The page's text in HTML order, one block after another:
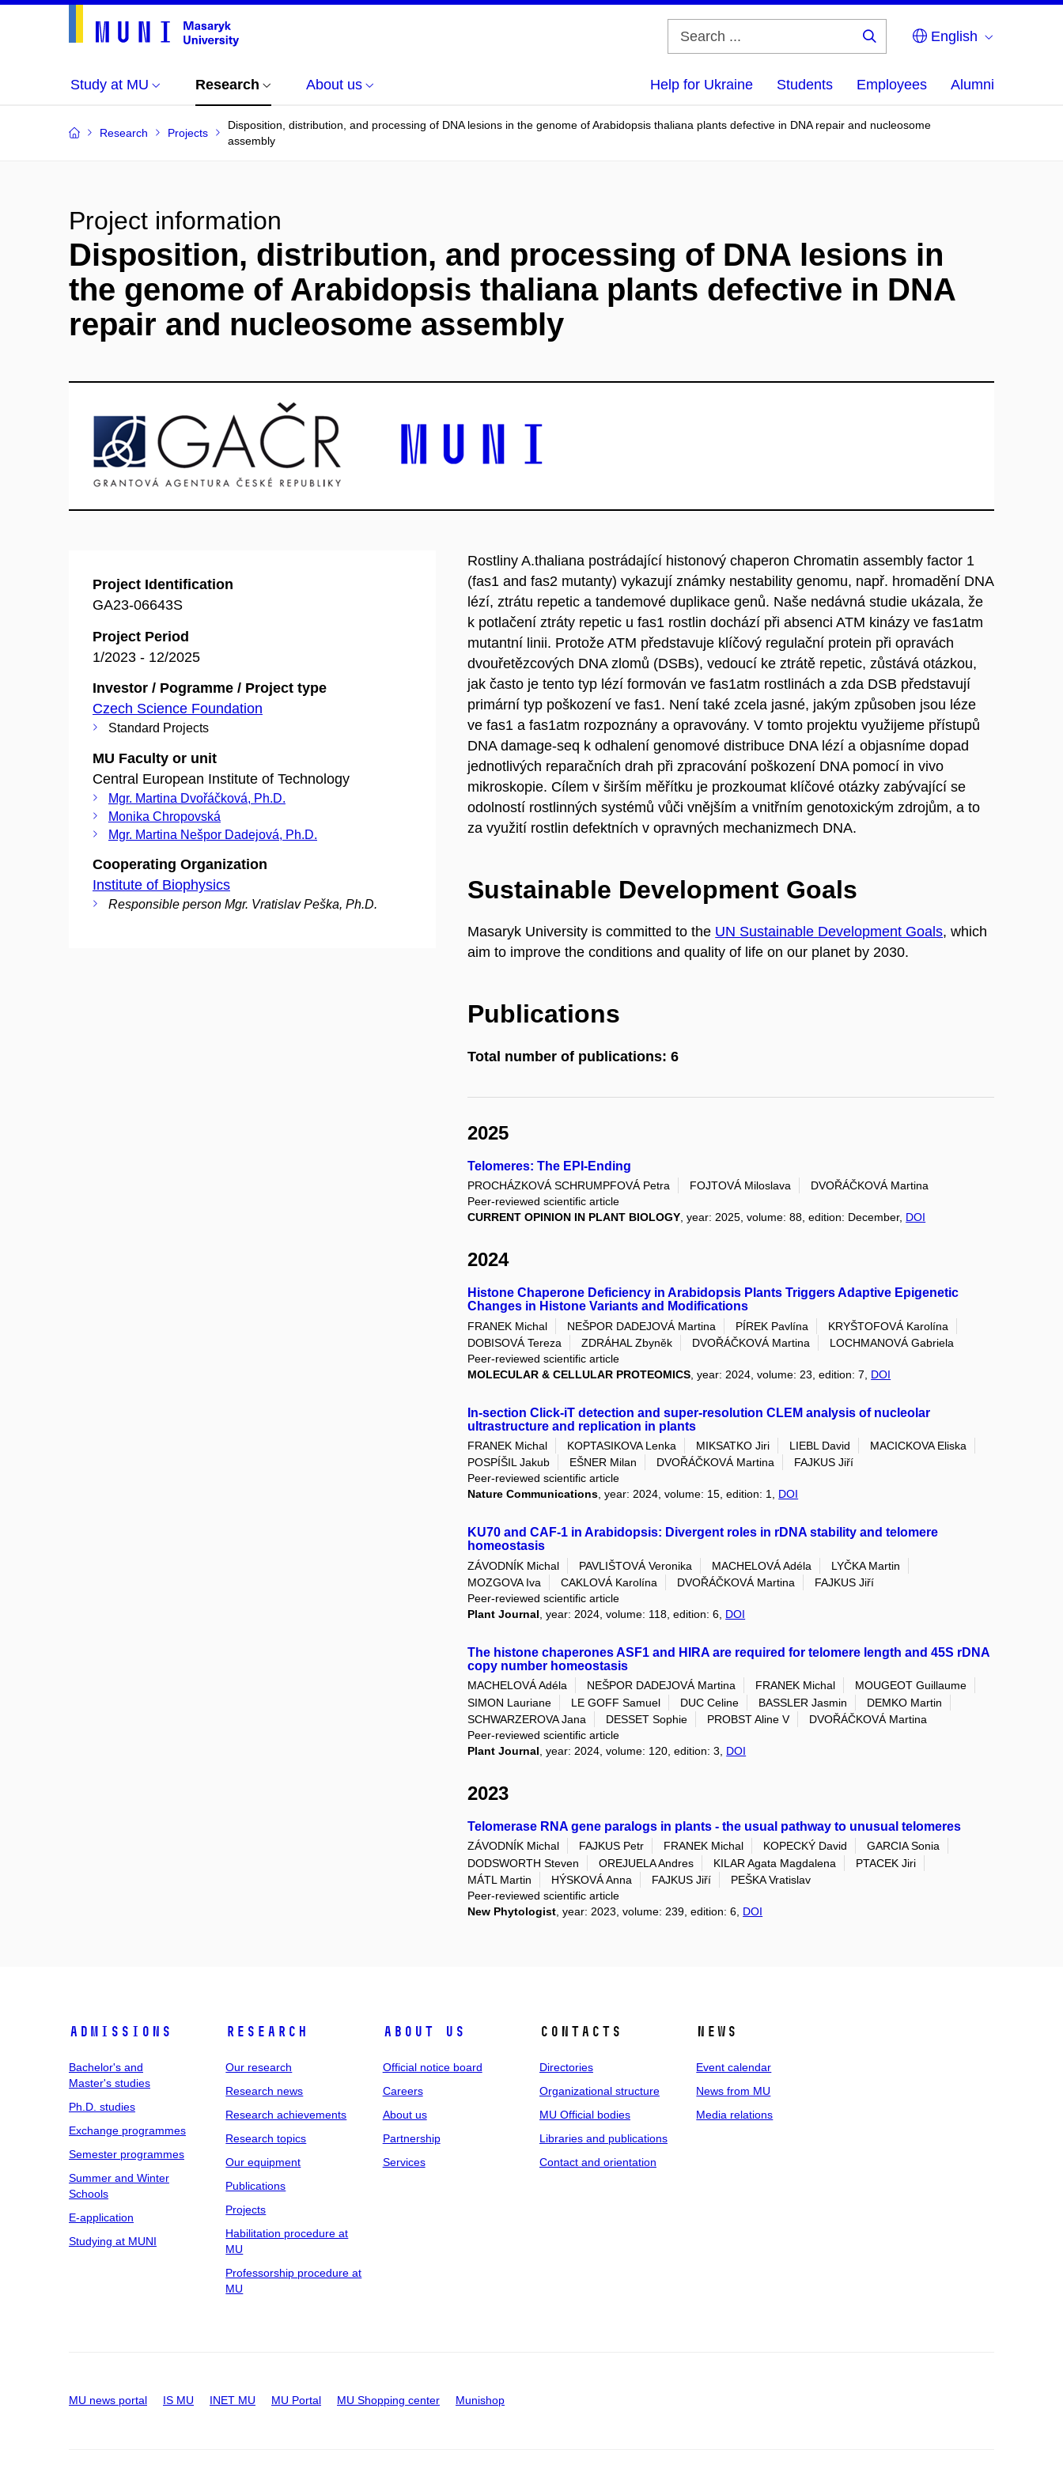
English
Study at MU Research About us Help for Ukraine Students Employees Alumni
Research Projects
Disposition, distribution, and processing of DNA lesions in the genome of Arabidopsis thaliana plants defective in DNA repair and nucleosome
assembly
Project information
Disposition, distribution, and processing of DNA lesions in
the genome of Arabidopsis thaliana plants defective in DNA
repair and nucleosome assembly
Project Identification
GA23-06643S
Project Period
1/2023 - 12/2025
Investor / Pogramme / Project type
Czech Science Foundation
Standard Projects
MU Faculty or unit
Central European Institute of Technology
Mgr. Martina Dvořáčková, Ph.D.
Monika Chropovská
Mgr. Martina Nešpor Dadejová, Ph.D.
Cooperating Organization
Institute of Biophysics
Responsible person Mgr. Vratislav Peška, Ph.D.
Rostliny A.thaliana postrádající histonový chaperon Chromatin assembly factor 1
(fas1 and fas2 mutanty) vykazují známky nestability genomu, např. hromadění DNA
lézí, ztrátu repetic a tandemové duplikace genů. Naše nedávná studie ukázala, že
k potlačení ztráty repetic u fas1 rostlin dochází při absenci ATM kinázy ve fas1atm
mutantní linii. Protože ATM představuje klíčový regulační protein při opravách
dvouřetězcových DNA zlomů (DSBs), vedoucí ke ztrátě repetic, zůstává otázkou,
jak často je tento typ lézí formován ve fas1atm rostlinách a zda DSB představují
primární typ poškození ve fas1. Není také zcela jasné, jakým způsoben jsou léze
ve fas1 a fas1atm rozpoznány a opravovány. V tomto projektu využijeme přístupů
DNA damage-seq k odhalení genomové distribuce DNA lézí a objasníme dopad
jednotlivých reparačních drah při zpracování poškození DNA pomocí in vivo
mikroskopie. Cílem v širším měřítku je prozkoumat klíčové otázky zabývající se
odolností rostlinných systémů vůči vnějším a vnitřním genotoxickým zdrojům, a to
za využití rostlin defektních v opravných mechanizmech DNA.
Sustainable Development Goals
Masaryk University is committed to the UN Sustainable Development Goals, which
aim to improve the conditions and quality of life on our planet by 2030.
Publications
Total number of publications: 6
2025
Telomeres: The EPI-Ending
PROCHÁZKOVÁ SCHRUMPFOVÁ Petra FOJTOVÁ Miloslava
DVOŘÁČKOVÁ Martina
Peer-reviewed scientific article
CURRENT OPINION IN PLANT BIOLOGY , year: 2025, volume: 88, edition: December, DOI
2024
Histone Chaperone Deficiency in Arabidopsis Plants Triggers Adaptive Epigenetic
Changes in Histone Variants and Modifications
FRANEK Michal NEŠPOR DADEJOVÁ Martina PÍREK Pavlína
KRYŠTOFOVÁ Karolína
DOBISOVÁ Tereza
ZDRÁHAL Zbyněk DVOŘÁČKOVÁ Martina
LOCHMANOVÁ Gabriela
Peer-reviewed scientific article
MOLECULAR & CELLULAR PROTEOMICS , year: 2024, volume: 23, edition: 7, DOI
In-section Click-iT detection and super-resolution CLEM analysis of nucleolar
ultrastructure and replication in plants
FRANEK Michal KOPTASIKOVA Lenka MIKSATKO Jiri LIEBL David
MACICKOVA Eliska
POSPÍŠIL Jakub
EŠNER Milan DVOŘÁČKOVÁ Martina
FAJKUS Jiří
Peer-reviewed scientific article
Nature Communications, year: 2024, volume: 15, edition: 1, DOI
KU70 and CAF-1 in Arabidopsis: Divergent roles in rDNA stability and telomere
homeostasis
ZÁVODNÍK Michal PAVLIŠTOVÁ Veronika MACHELOVÁ Adéla
LYČKA Martin
MOZGOVA Iva
CAKLOVÁ Karolína DVOŘÁČKOVÁ Martina
FAJKUS Jiří
Peer-reviewed scientific article
Plant Journal , year: 2024, volume: 118, edition: 6, DOI
The histone chaperones ASF1 and HIRA are required for telomere length and 45S rDNA
copy number homeostasis
MACHELOVÁ Adéla NEŠPOR DADEJOVÁ Martina FRANEK Michal
MOUGEOT Guillaume
SIMON Lauriane
LE GOFF Samuel DUC Celine BASSLER Jasmin
DEMKO Martin
SCHWARZEROVA Jana
DESSET Sophie PROBST Aline V
DVOŘÁČKOVÁ Martina
Peer-reviewed scientific article
Plant Journal , year: 2024, volume: 120, edition: 3, DOI
2023
Telomerase RNA gene paralogs in plants - the usual pathway to unusual telomeres
ZÁVODNÍK Michal FAJKUS Petr FRANEK Michal KOPECKÝ David
GARCIA Sonia
DODSWORTH Steven
OREJUELA Andres KILAR Agata Magdalena
PTACEK Jiri
MÁTL Martin
HÝSKOVÁ Anna FAJKUS Jiří
PEŠKA Vratislav
Peer-reviewed scientific article
New Phytologist , year: 2023, volume: 239, edition: 6, DOI
Admissions
Bachelor's and
Master's studies
Ph.D. studies
Exchange programmes
Semester programmes
Summer and Winter
Schools
E-application
Studying at MUNI
Research
Our research
Research news
Research achievements
Research topics
Our equipment
Publications
Projects
Habilitation procedure at
MU
Professorship procedure at
MU
About us
Official notice board
Careers
About us
Partnership
Services
Contacts
Directories
Organizational structure
MU Official bodies
Libraries and publications
Contact and orientation
News
Event calendar
News from MU
Media relations
MU news portal IS MU INET MU MU Portal MU Shopping center Munishop